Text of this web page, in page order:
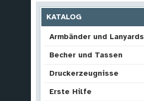
KATALOG
Armbänder und Lanyards
Becher und Tassen
Druckerzeugnisse
Erste Hilfe